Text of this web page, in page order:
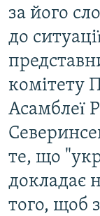
СПОРТ
УКРАЇНА
СВІТ
ТИ ЯК?
СХЕМИ
МУЛЬТИМЕДІА
ФОТО
СПЕЦПРОЄКТИ
ПОДКАСТИ
КРИМ РЕАЛІЇ
за його
до
комiтету
Асамблеï
те, що
докладає
того, щоб